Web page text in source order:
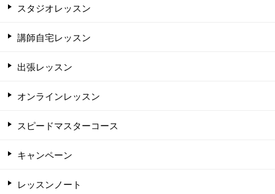
スタジオレッスン
講師自宅レッスン
出張レッスン
オンラインレッスン
スピードマスターコース
キャンペーン
レッスンノート